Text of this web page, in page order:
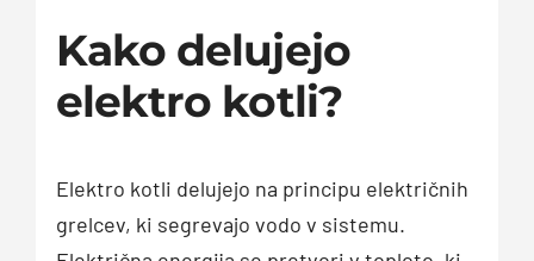
Kako delujejo
elektro kotli?
Elektro kotli delujejo na principu električnih
grelcev, ki segrevajo vodo v sistemu.